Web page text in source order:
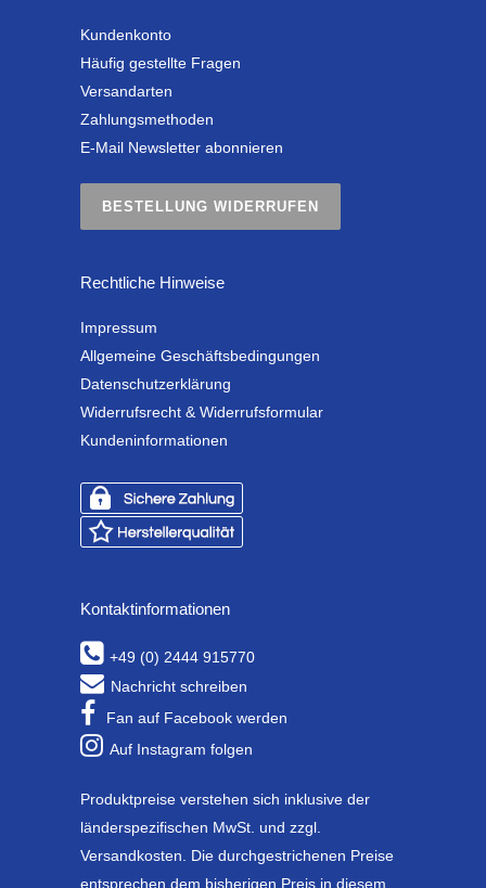
Kundenkonto
Häufig gestellte Fragen
Versandarten
Zahlungsmethoden
E-Mail Newsletter abonnieren
BESTELLUNG WIDERRUFEN
Rechtliche Hinweise
Impressum
Allgemeine Geschäftsbedingungen
Datenschutzerklärung
Widerrufsrecht & Widerrufsformular
Kundeninformationen
Kontaktinformationen
+49 (0) 2444 915770
Nachricht schreiben
Fan auf Facebook werden
Auf Instagram folgen
Produktpreise verstehen sich inklusive der
länderspezifischen MwSt. und zzgl.
Versandkosten. Die durchgestrichenen Preise
entsprechen dem bisherigen Preis in diesem